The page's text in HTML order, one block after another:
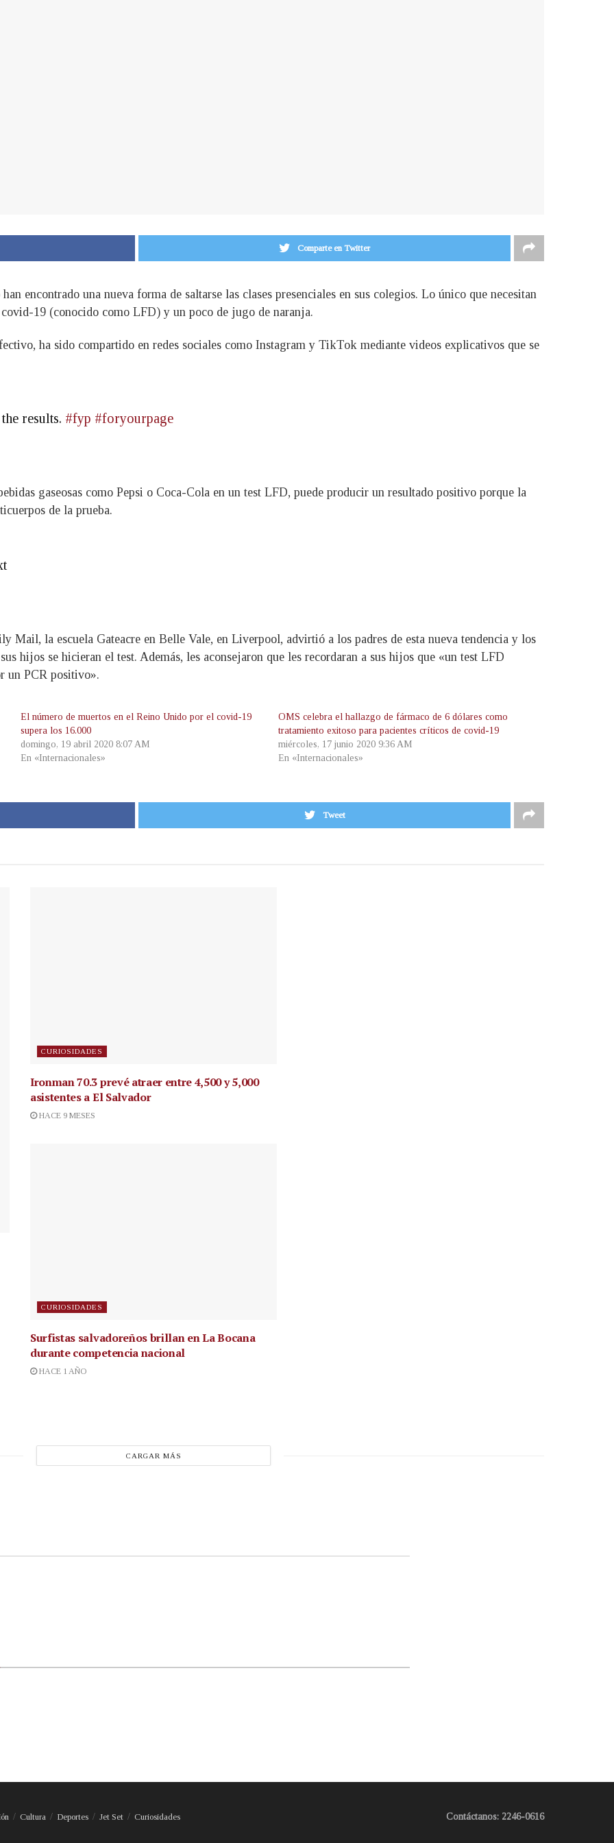
Comparte en Twitter
encontrado una nueva forma de saltarse las clases presenciales en sus colegios. Lo único que necesitan
19 (conocido como LFD) y un poco de jugo de naranja.
ha sido compartido en redes sociales como Instagram y TikTok mediante videos explicativos que se
results. #fyp #foryourpage
gaseosas como Pepsi o Coca-Cola en un test LFD, puede producir un resultado positivo porque la
de la prueba.
Mail, la escuela Gateacre en Belle Vale, en Liverpool, advirtió a los padres de esta nueva tendencia y los
hijos se hicieran el test. Además, les aconsejaron que les recordaran a sus hijos que «un test LFD
un PCR positivo».
El número de muertos en el Reino Unido por el covid-19
supera los 16.000
domingo, 19 abril 2020 8:07 AM
En «Internacionales»
OMS celebra el hallazgo de fármaco de 6 dólares como
tratamiento exitoso para pacientes críticos de covid-19
miércoles, 17 junio 2020 9:36 AM
En «Internacionales»
Tweet
CURIOSIDADES
Ironman 70.3 prevé atraer entre 4,500 y 5,000
asistentes a El Salvador
HACE 9 MESES
CURIOSIDADES
Surfistas salvadoreños brillan en La Bocana
durante competencia nacional
HACE 1 AÑO
CARGAR MÁS
Cultura Deportes Jet Set Curiosidades Contáctanos: 2246-0616